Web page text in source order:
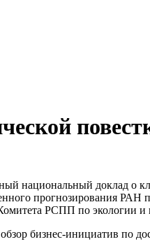
национальный доклад о
прогнозирования РАН
РСПП по экологии
бизнес-инициатив по